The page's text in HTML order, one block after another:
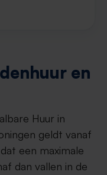
en
Huur in
geldt vanaf
een maximale
dan vallen in de